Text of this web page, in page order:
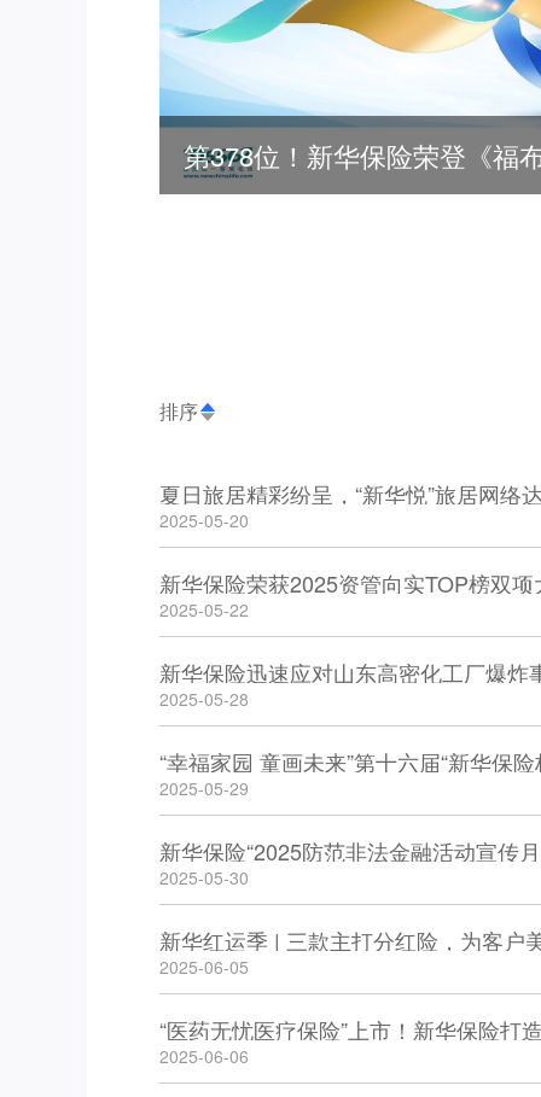
排序
夏日旅居精彩纷呈，“新华悦”旅居网络
2025-05-20
2025-05-22
新华保险迅速应对山东高密化工厂爆炸
2025-05-28
“幸福家园 童画未来”第十六届“新华保
2025-05-29
新华保险“2025防范非法金融活动宣传
2025-05-30
新华红运季 | 三款主打分红险，为客户
2025-06-05
“医药无忧医疗保险”上市！新华保险打
2025-06-06